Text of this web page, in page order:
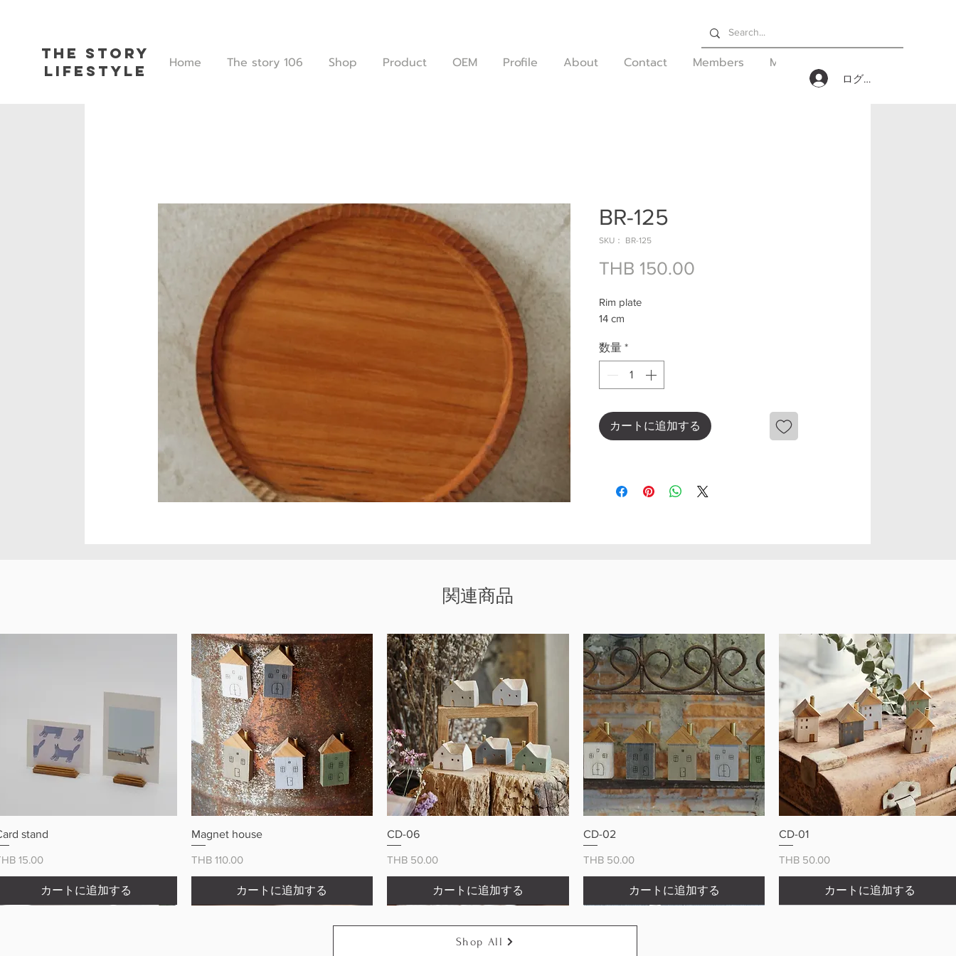
The Story
L ifestyle Home The story 106 Shop Product OEM Profile About Contact Members More
ログイン
BR-125
SKU： BR-125
THB 150.00価格
Rim plate
14 cm
数量 *
カートに追加する
関連商品
stand
格 15.00
カートに追加する
クイックビュー
Magnet house
価格
THB 110.00
カートに追加する
CD-06
価格
THB 50.00
カートに追加する
CD-02
価格
THB 50.00
カートに追加する
CD-01
価格
THB 50.00
カートに追加する
Shop All